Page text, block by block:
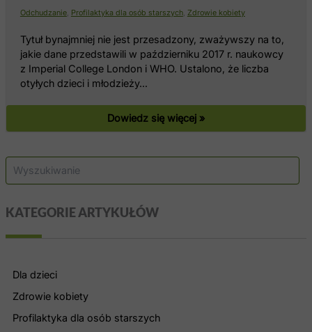
S
a
j
KATEGORIE ARTYKUŁÓW
Dla dzieci
Zdrowie kobiety
Profilaktyka dla osób starszych
Odchudzanie, Profilaktyka dla osób starszych, Zdrowie kobiety
Tytuł bynajmniej nie jest przesadzony, zważywszy na to,
jakie dane przedstawili w październiku 2017 r. naukowcy
z Imperial College London i WHO. Ustalono, że liczba
otyłych dzieci i młodzieży…
Dowiedz się więcej »